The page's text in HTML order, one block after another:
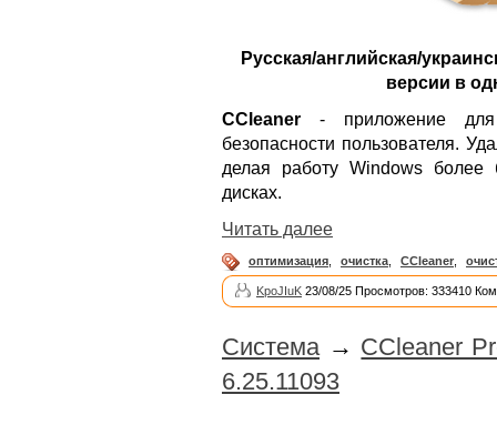
Русская/английская/
версии в
CCleaner - приложение для
безопасности пользователя.
делая работу Windows
дисках.
Читать далее
оптимизация очистка CCleaner
KpoJIuK 23/08/25 Просмотров: 333410
Система → CCleaner
6.25.11093